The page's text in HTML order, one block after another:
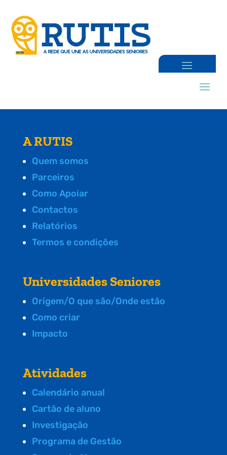
A RUTIS
Quem somos
Parceiros
Como Apoiar
Contactos
Relatórios
Termos e condições
Universidades Seniores
Origem/O que são/Onde estão
Como criar
Impacto
Atividades
Calendário anual
Cartão de aluno
Investigação
Programa de Gestão